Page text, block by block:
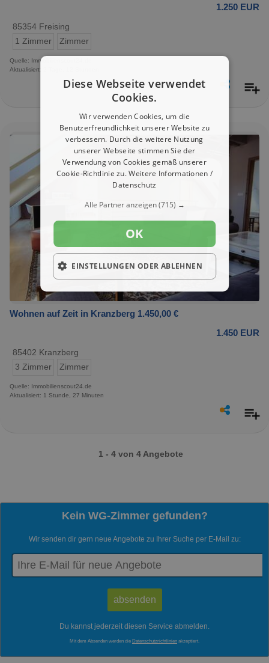
1.250 EUR
85354 Freising
1 Zimmer
Zimmer
Quelle: Immobilienscout24.de
Aktualisiert: 2 Tage, 12 Stunden
Wohnen auf Zeit in Kranzberg 1.450,00 €
1.450 EUR
85402 Kranzberg
3 Zimmer
Zimmer
Quelle: Immobilienscout24.de
Aktualisiert: 1 Stunde, 27 Minuten
1 - 4 von 4 Angebote
Kein WG-Zimmer gefunden?
Wir senden dir gern neue Angebote zu Ihrer Suche per E-Mail zu:
Du kannst jederzeit diesen Service abmelden.
Mit dem Absenden werden die Datenschutzrichtlinien akzeptiert.
Diese Webseite verwendet
Cookies.
Wir verwenden Cookies, um die
Benutzerfreundlichkeit unserer Website zu
verbessern. Durch die weitere Nutzung
unserer Webseite stimmen Sie der
Verwendung von Cookies gemäß unserer
Cookie-Richtlinie zu.Weitere Informationen /
Datenschutz
Alle Partner anzeigen(715) →
OK
EINSTELLUNGEN ODER ABLEHNEN